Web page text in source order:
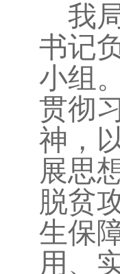
我
书记
小组
贯彻
神，
展思
脱贫
生保
用、